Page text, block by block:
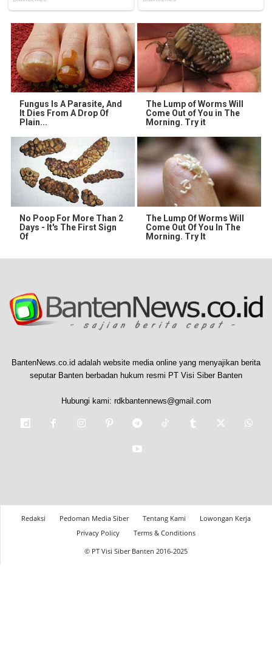
Fungus Is A Parasite, And
It Dies From A Drop Of
Plain...
The Lump of Worms Will
Come Out of You in The
Morning. Try it
No Poop For More Than 2
Days - It's The First Sign
Of
The Lump Of Worms Will
Come Out Of You In The
Morning. Try It
BantenNews.co.id adalah website media online yang menyajikan berita
seputar Banten berbadan hukum resmi PT Visi Siber Banten
Hubungi kami: rdkbantennews@gmail.com
Redaksi Pedoman Media Siber Tentang Kami
Lowongan Kerja
Privacy Policy
Terms & Conditions
© PT Visi Siber Banten 2016-2025